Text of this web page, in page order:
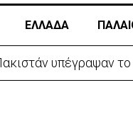
ΕΛΛΑΔΑ
υπέγραψαν